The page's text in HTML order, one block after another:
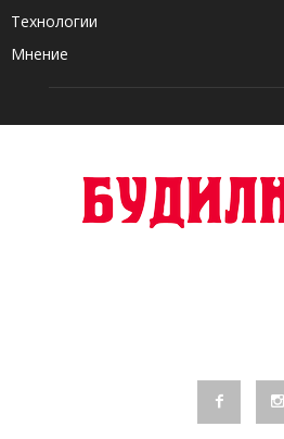
Технологии
Мнение